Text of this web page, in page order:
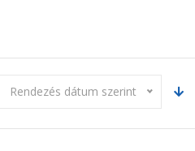
Rendezés dátum szerint